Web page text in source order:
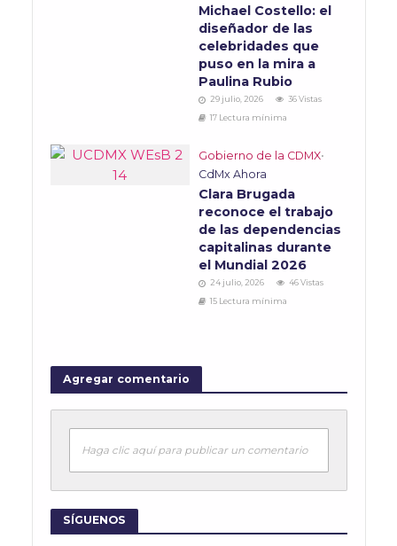
Michael Costello: el
diseñador de las
celebridades que
puso en la mira a
Paulina Rubio
29 julio, 2026
36 Vistas
17 Lectura mínima
Gobierno de la CDMX•
CdMx Ahora
Clara Brugada
reconoce el trabajo
de las dependencias
capitalinas durante
el Mundial 2026
24 julio, 2026
46 Vistas
15 Lectura mínima
Agregar comentario
Haga clic aquí para publicar un comentario
SÍGUENOS